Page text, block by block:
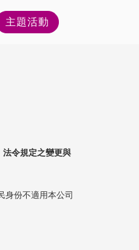
主題活動
法令規定之變更與
身份不適用本公司